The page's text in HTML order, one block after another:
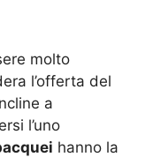
molto
l’offerta del
a
l’uno
hanno la